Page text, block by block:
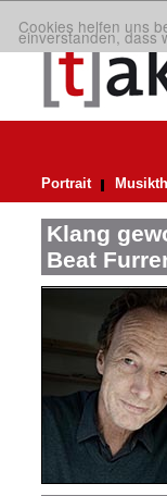
Cookies helfen uns
einverstanden, dass
Portrait
Klang
Beat